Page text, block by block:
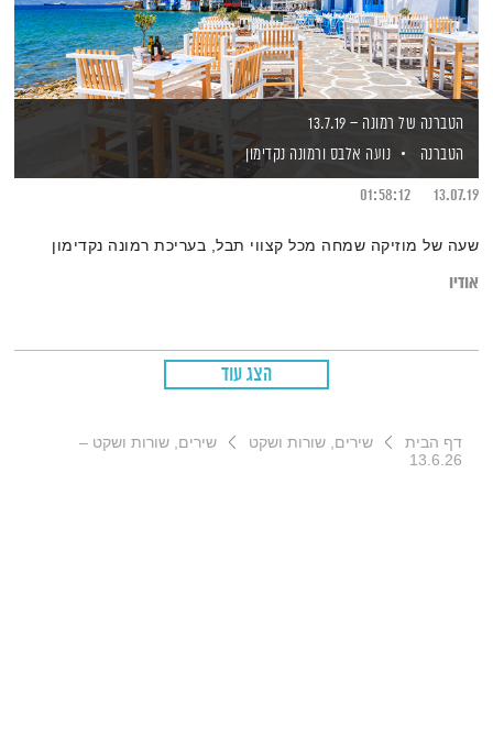
הטברנה של רמונה – 13.7.19
הטברנה
נועה אלבס ורמונה נקדימון
13.07.19
01:58:12
שעה של מוזיקה שמחה מכל קצווי תבל, בעריכת רמונה נקדימון
אודיו
הצג עוד
דף הבית שירים, שורות ושקט
שירים, שורות ושקט –
13.6.26